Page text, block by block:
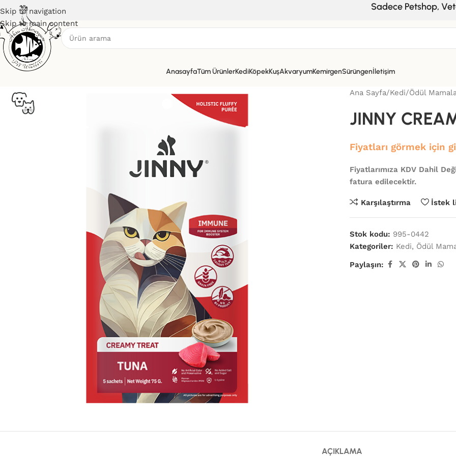
Skip to navigation
Skip to main content
Sadece Petshop, Veteriner
AnasayfaTüm ÜrünlerKediKöpekKuşAkvaryumKemirgenSürüngenİletişim
Ana Sayfa Kedi Ödül
JINNY
Fiyatları görmek için
Fiyatlarımıza KDV Dahil
fatura edilecektir.
Karşılaştırma İstek
Stok kodu: 995-0442
Kategoriler: Kedi, Ödül
Paylaşın:
AÇIKLAMA